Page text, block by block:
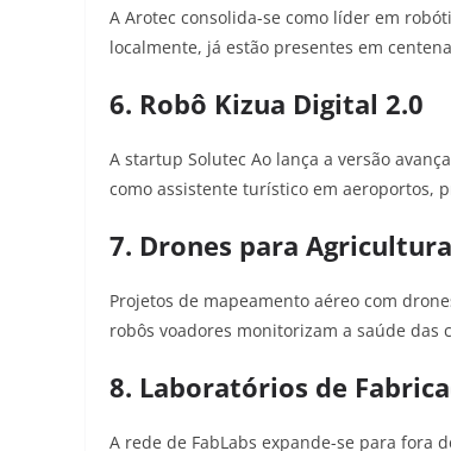
A Arotec consolida-se como líder em
localmente, já estão presentes em
6. Robô Kizua Digital 2.0
A startup Solutec Ao lança a versão
como assistente turístico em aeroportos,
7. Drones para
Projetos de mapeamento aéreo com
robôs voadores monitorizam a saúde
8. Laboratórios de
A rede de FabLabs expande-se para fora